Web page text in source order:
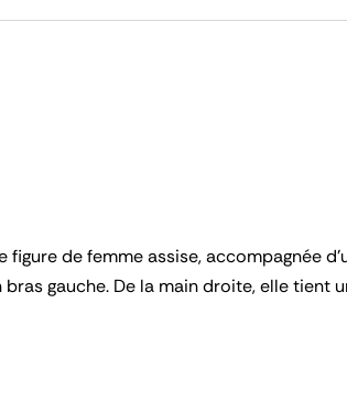
figure de femme assise, accompagnée
gauche. De la main droite, elle tient